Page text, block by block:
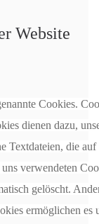
Website
Cookies.
dienen dazu,
Textdateien, die
verwendeten
gelöscht.
ermöglichen